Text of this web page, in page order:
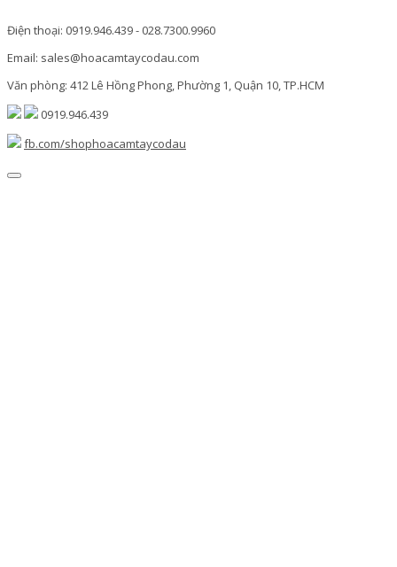
Điện thoại: 0919.946.439 - 028.7300.9960
Email: sales@hoacamtaycodau.com
Văn phòng: 412 Lê Hồng Phong, Phường 1, Quận 10, TP.HCM
0919.946.439
fb.com/shophoacamtaycodau